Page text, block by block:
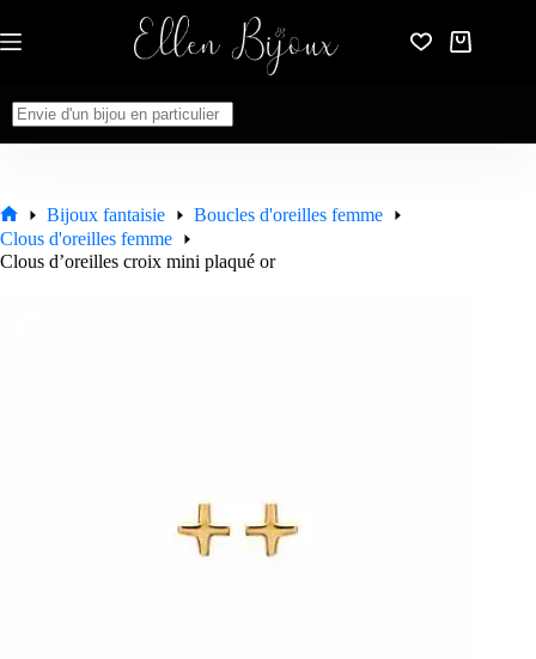
au
contenu
Panier
Accueil
Bijoux fantaisie
Boucles d'oreilles femme
Clous d'oreilles femme
Clous d’oreilles croix mini plaqué or